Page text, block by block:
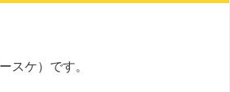
スケ）です。